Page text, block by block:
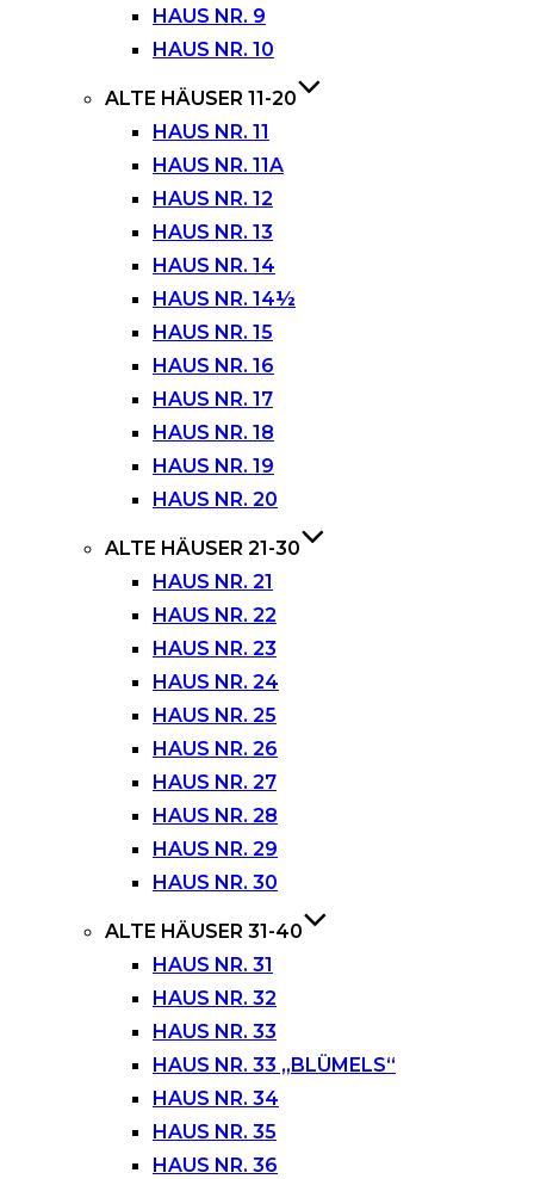
HAUS NR. 9
HAUS NR. 10
ALTE HÄUSER 11-20
HAUS NR. 11
HAUS NR. 11A
HAUS NR. 12
HAUS NR. 13
HAUS NR. 14
HAUS NR. 14½
HAUS NR. 15
HAUS NR. 16
HAUS NR. 17
HAUS NR. 18
HAUS NR. 19
HAUS NR. 20
ALTE HÄUSER 21-30
HAUS NR. 21
HAUS NR. 22
HAUS NR. 23
HAUS NR. 24
HAUS NR. 25
HAUS NR. 26
HAUS NR. 27
HAUS NR. 28
HAUS NR. 29
HAUS NR. 30
ALTE HÄUSER 31-40
HAUS NR. 31
HAUS NR. 32
HAUS NR. 33
HAUS NR. 33 „BLÜMELS“
HAUS NR. 34
HAUS NR. 35
HAUS NR. 36